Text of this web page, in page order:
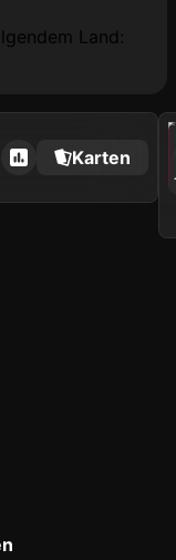
Land:
Karten
2022